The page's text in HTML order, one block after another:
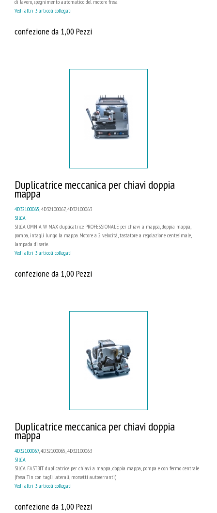
di lavoro, spegnimento automatico del motore fresa.
Vedi altri 3 articoli collegati
confezione da 1,00 Pezzi
Duplicatrice meccanica per chiavi doppia
mappa
4D32100065 , 4D32100067, 4D32100063
SILCA
SILCA OMNIA W MAX duplicatrice PROFESSIONALE per chiavi a mappa, doppia mappa,
pompa, intagli lungo la mappa. Motore a 2 velocità, tastatore a regolazione centesimale,
lampada di serie.
Vedi altri 3 articoli collegati
confezione da 1,00 Pezzi
Duplicatrice meccanica per chiavi doppia
mappa
4D32100067, 4D32100065, 4D32100063
SILCA
SILCA FASTBIT duplicatrice per chiavi a mappa, doppia mappa, pompa e con fermo centrale
(fresa Tin con tagli laterali, morsetti autoserranti)
Vedi altri 3 articoli collegati
confezione da 1,00 Pezzi